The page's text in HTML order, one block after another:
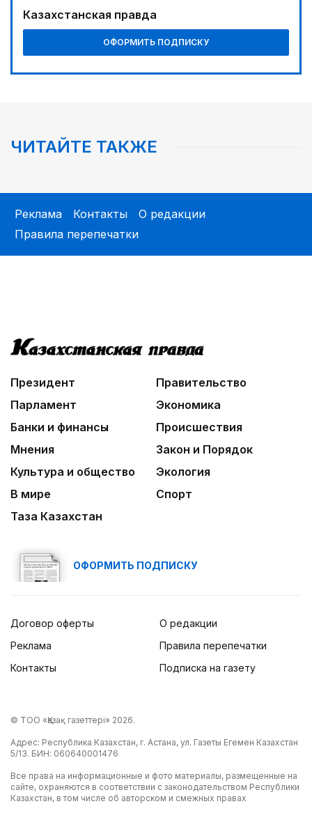
Казахстанская правда
ОФОРМИТЬ ПОДПИСКУ
ЧИТАЙТЕ ТАКЖЕ
Реклама Контакты
О редакции
Правила перепечатки
Президент
Правительство
Парламент
Экономика
Банки и финансы
Происшествия
Мнения
Закон и Порядок
Культура и общество
Экология
В мире
Спорт
Таза Казахстан
ОФОРМИТЬ ПОДПИСКУ
Договор оферты
Реклама
Контакты
О редакции
Правила перепечатки
Подписка на газету
© ТОО «Қазақ газеттері» 2026.
Адрес: Республика Казахстан, г. Астана, ул. Газеты Егемен Казахстан
5/13. БИН: 060640001476
Все права на информационные и фото материалы, размещенные на
сайте, охраняются в соответствии с законодательством Республики
Казахстан, в том числе об авторском и смежных правах